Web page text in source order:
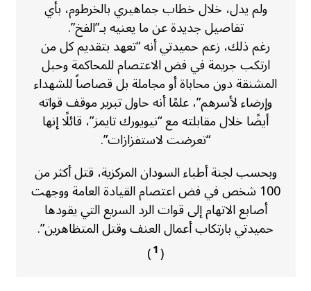
ولم يدل، خلال خطاب جماهيري بالخرطوم، بأي
تفاصيل جديدة عن ما يعنيه بـ”الفخ”.
رغم ذلك، زعم حميدتي أنه “تعهد بتقديم كل من
ارتكب جريمة في فض الاعتصام للمحاكمة وحبل
المشنقة دون محاباة أو مجاملة بل قصاصاً للشهداء
وإرضاء لأسرهم”، علمًا أنه حاول تبرير موقف قواته
أيضًا خلال مقابلته مع “نيويورك تايمز”، قائلًا إنها
“تعرضت لاستفزازات”.
وبحسب لجنة أطباء السودان المركزية، قتل أكثر من
100 شخص في فض اعتصام القيادة العامة ووجهت
أصابع الاتهام إلى قوات الرد السريع التي يقودها
حميدتي بارتكاب أعمال العنف وقتل المتظاهرين”.
(
1
)